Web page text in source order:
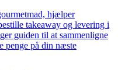
hjælper
takeaway og levering i
guiden til at sammenligne
penge på din næste